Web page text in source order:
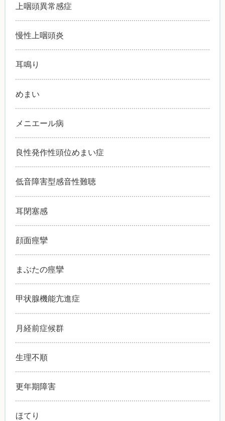
上咽頭異常感症
慢性上咽頭炎
耳鳴り
めまい
メニエール病
良性発作性頭位めまい症
低音障害型感音性難聴
耳閉塞感
顔面痙攣
まぶたの痙攣
甲状腺機能亢進症
月経前症候群
生理不順
更年期障害
ほてり